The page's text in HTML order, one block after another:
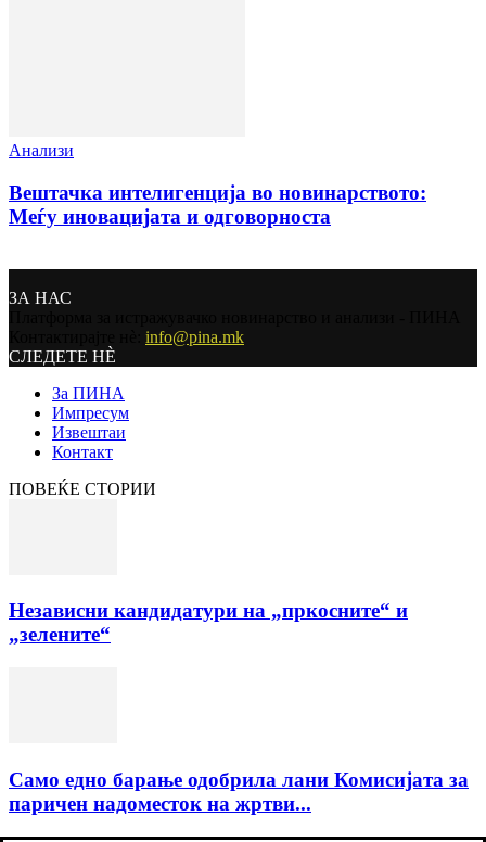
Анализи
Вештачка интелигенција во новинарството:
Меѓу иновацијата и одговорноста
ЗА НАС
info@pina.mk
СЛЕДЕТЕ НЀ
За ПИНА
Импресум
Извештаи
Контакт
ПОВЕЌЕ СТОРИИ
Независни кандидатури на „пркосните“ и
„зелените“
Само едно барање одобрила лани Комисијата за
паричен надоместок на жртви...